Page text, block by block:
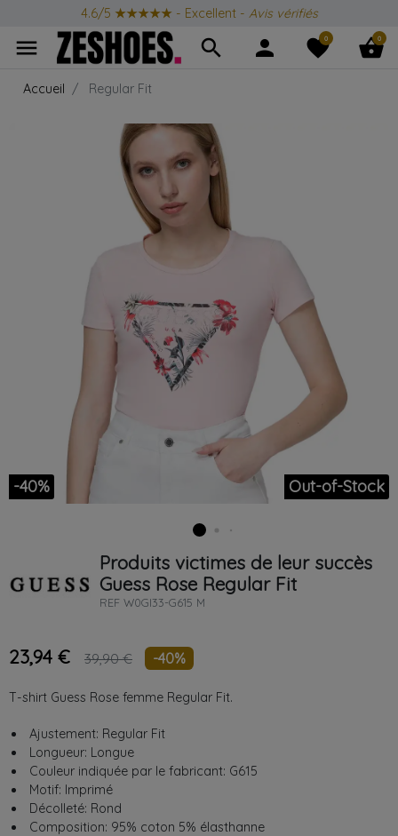
4.6/5 ★★★★★ - Excellent - Avis vérifiés
menu search person favorite
0 shopping_basket
0
Accueil Regular Fit
-40% Out-of-Stock
Produits victimes de leur succès
Guess Rose Regular Fit
REF W0GI33-G615 M
23,94 € 39,90 € -40%
T-shirt Guess Rose femme Regular Fit.
Ajustement: Regular Fit
Longueur: Longue
Couleur indiquée par le fabricant: G615
Motif: Imprimé
Décolleté: Rond
Composition: 95% coton 5% élasthanne